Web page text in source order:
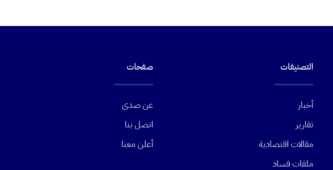
التصنيفات
أخبار
تقارير
مقالات اقتصادية
ملفات فساد
صفحات
عن صدى
اتصل بنا
أعلن معنا